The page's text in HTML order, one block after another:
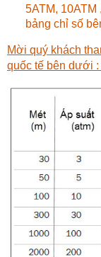
5ATM, 10ATM
bảng chỉ số
Mời quý khách
quốc tế bên dưới :